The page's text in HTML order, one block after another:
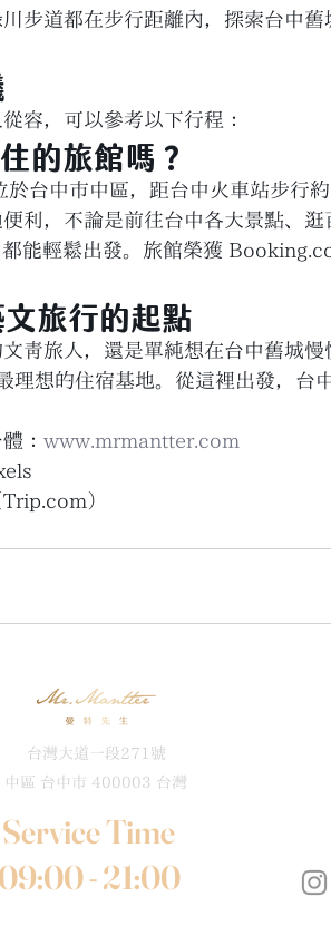
步道都在步行距離內，探索台中舊
容，可以參考以下行程：
的旅館嗎？
台中市中區，距台中火車站步行
利，不論是前往台中各大景點、逛
能輕鬆出發。旅館榮獲
旅行的起點
青旅人，還是單純想在台中舊城慢
想的住宿基地。從這裡出發，台
： www.mrmantter.com
Trip.com）
台灣大道一段271號
中區 台中市 400003 台灣
Service Time
09:00 - 21:00